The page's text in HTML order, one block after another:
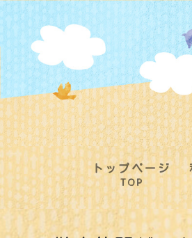
コ
ツ
ス
キ
ッ
プ
トップページ
TOP